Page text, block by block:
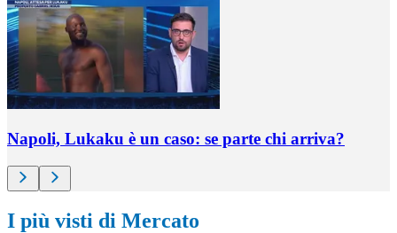
Napoli, Lukaku è un caso: se parte chi arriva?
I più visti di Mercato